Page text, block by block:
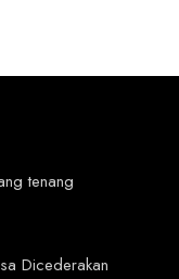
tenang
Dicederakan